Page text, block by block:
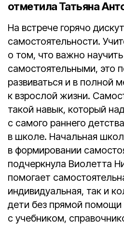
отметила Татьяна
На встрече горячо
самостоятельности.
о том, что важно
самостоятельными, это
развиваться и в полной
к взрослой жизни.
такой навык, который
с самого раннего
в школе. Начальная
в формировании
подчеркнула Виолетта
помогает
индивидуальная, так и
дети без прямой помощи
с учебником,